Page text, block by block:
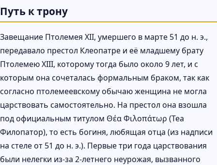
Путь к трону
Завещание Птолемея XII, умершего в марте 51 до н. э.,
передавало престол Клеопатре и её младшему брату
Птолемею XIII, которому тогда было около 9 лет, и с
которым она сочеталась формальным браком, так как
согласно птолемеевскому обычаю женщина не могла
царствовать самостоятельно. На престол она взошла
под официальным титулом Θέα Φιλοπάτωρ (Теа
Филопатор), то есть богиня, любящая отца (из надписи
на стеле от 51 до н. э.). Первые три года царствования
были нелегки из-за 2-летнего неурожая, вызванного